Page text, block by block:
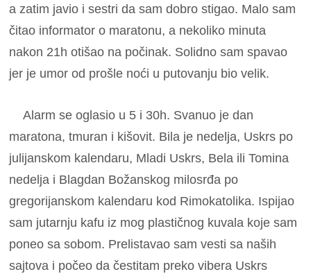
a zatim javio i sestri da sam dobro stigao. Malo sam
čitao informator o maratonu, a nekoliko minuta
nakon 21h otišao na počinak. Solidno sam spavao
jer je umor od prošle noći u putovanju bio velik.
Alarm se oglasio u 5 i 30h. Svanuo je dan
maratona, tmuran i kišovit. Bila je nedelja, Uskrs po
julijanskom kalendaru, Mladi Uskrs, Bela ili Tomina
nedelja i Blagdan Božanskog milosrđa po
gregorijanskom kalendaru kod Rimokatolika. Ispijao
sam jutarnju kafu iz mog plastičnog kuvala koje sam
poneo sa sobom. Prelistavao sam vesti sa naših
sajtova i počeo da čestitam preko vibera Uskrs